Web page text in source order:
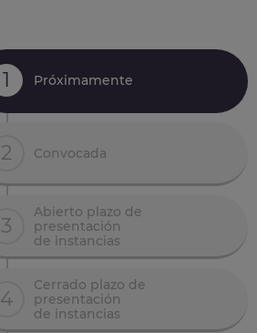
1 Próximamente
2 Convocada
3
Abierto plazo de
presentación
de instancias
4
Cerrado plazo de
presentación
de instancias